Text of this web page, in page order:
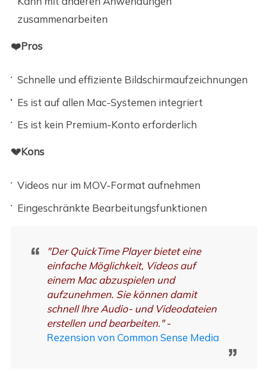
zusammenarbeiten
❤️Pros
Schnelle und effiziente Bildschirmaufzeichnungen
Es ist auf allen Mac-Systemen integriert
Es ist kein Premium-Konto erforderlich
💔Kons
Videos nur im MOV-Format aufnehmen
Eingeschränkte Bearbeitungsfunktionen
"Der QuickTime Player bietet eine
einfache Möglichkeit, Videos auf
einem Mac abzuspielen und
aufzunehmen. Sie können damit
schnell Ihre Audio- und Videodateien
erstellen und bearbeiten."-
Rezension von Common Sense Media